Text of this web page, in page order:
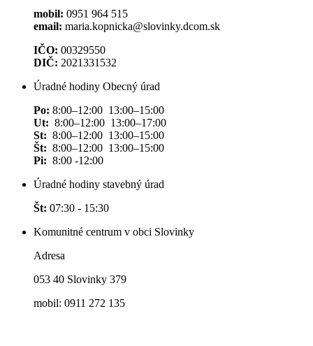
mobil: 0951 964 515
email: maria.kopnicka@slovinky.dcom.sk
IČO: 00329550
DIČ: 2021331532
Úradné hodiny Obecný úrad
Po: 8:00–12:00 13:00–15:00
Ut: 8:00–12:00 13:00–17:00
St: 8:00–12:00 13:00–15:00
Št: 8:00–12:00 13:00–15:00
Pi: 8:00 -12:00
Úradné hodiny stavebný úrad
Št: 07:30 - 15:30
Komunitné centrum v obci Slovinky
Adresa
053 40 Slovinky 379
mobil: 0911 272 135